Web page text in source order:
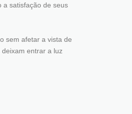
a satisfação de seus
sem afetar a vista de
entrar a luz